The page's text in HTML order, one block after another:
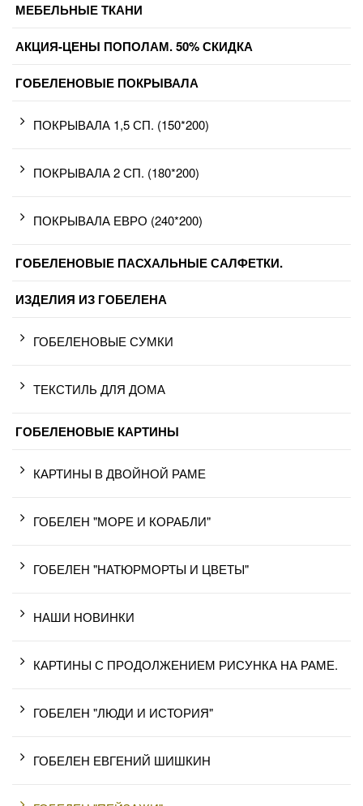
МЕБЕЛЬНЫЕ ТКАНИ
АКЦИЯ-ЦЕНЫ ПОПОЛАМ. 50% СКИДКА
ГОБЕЛЕНОВЫЕ ПОКРЫВАЛА
ПОКРЫВАЛА 1,5 СП. (150*200)
ПОКРЫВАЛА 2 СП. (180*200)
ПОКРЫВАЛА ЕВРО (240*200)
ГОБЕЛЕНОВЫЕ ПАСХАЛЬНЫЕ САЛФЕТКИ.
ИЗДЕЛИЯ ИЗ ГОБЕЛЕНА
ГОБЕЛЕНОВЫЕ СУМКИ
ТЕКСТИЛЬ ДЛЯ ДОМА
ГОБЕЛЕНОВЫЕ КАРТИНЫ
КАРТИНЫ В ДВОЙНОЙ РАМЕ
ГОБЕЛЕН "МОРЕ И КОРАБЛИ"
ГОБЕЛЕН "НАТЮРМОРТЫ И ЦВЕТЫ"
НАШИ НОВИНКИ
КАРТИНЫ С ПРОДОЛЖЕНИЕМ РИСУНКА НА РАМЕ.
ГОБЕЛЕН "ЛЮДИ И ИСТОРИЯ"
ГОБЕЛЕН ЕВГЕНИЙ ШИШКИН